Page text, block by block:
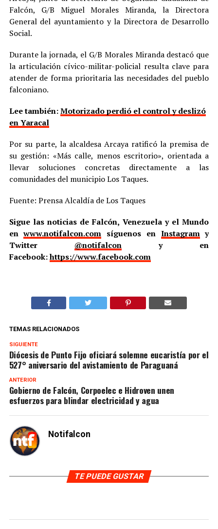
Falcón, G/B Miguel Morales Miranda, la Directora
General del ayuntamiento y la Directora de Desarrollo
Social.
Durante la jornada, el G/B Morales Miranda destacó que
la articulación cívico-militar-policial resulta clave para
atender de forma prioritaria las necesidades del pueblo
falconiano.
Lee también:Motorizado perdió el control y deslizó
en Yaracal
Por su parte, la alcaldesa Arcaya ratificó la premisa de
su gestión: «Más calle, menos escritorio», orientada a
llevar soluciones concretas directamente a las
comunidades del municipio Los Taques.
Fuente: Prensa Alcaldía de Los Taques
Sigue las noticias de Falcón, Venezuela y el Mundo
enwww.notifalcon.com síguenos en Instagramy
Twitter @notifalcony en
Facebook:https://www.facebook.com
TEMAS RELACIONADOS
SIGUIENTE
Diócesis de Punto Fijo oficiará solemne eucaristía por el
527° aniversario del avistamiento de Paraguaná
ANTERIOR
Gobierno de Falcón, Corpoelec e Hidroven unen
esfuerzos para blindar electricidad y agua
Notifalcon
TE PUEDE GUSTAR